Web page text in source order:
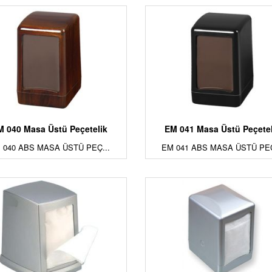
040 Masa Üstü Peçetelik
040 ABS MASA ÜSTÜ PEÇ...
EM 041 Masa Üstü
EM 041 ABS MASA ÜSTÜ